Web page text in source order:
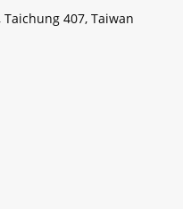
Taichung 407, Taiwan